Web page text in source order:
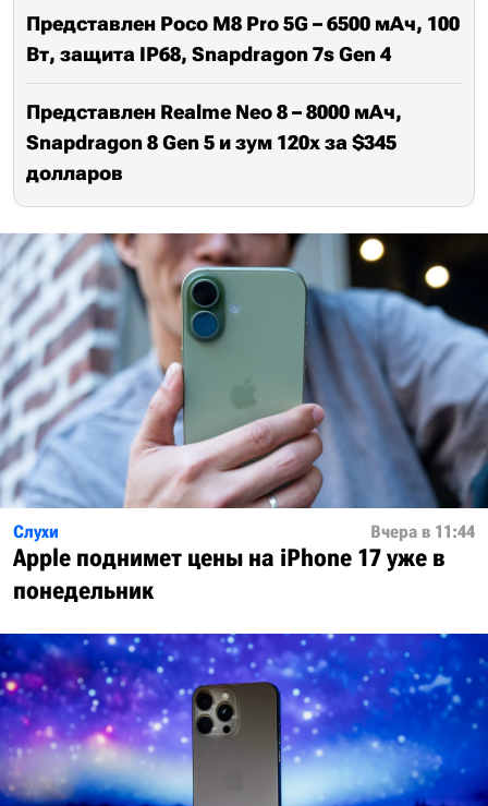
Представлен Poco M8 Pro 5G – 6500 мАч, 100
Вт, защита IP68, Snapdragon 7s Gen 4
Представлен Realme Neo 8 – 8000 мАч,
Snapdragon 8 Gen 5 и зум 120х за $345
долларов
Слухи Вчера в 11:44
Apple поднимет цены на iPhone 17 уже в
понедельник